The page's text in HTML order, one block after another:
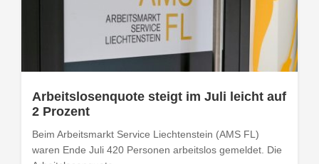
Arbeitslosenquote steigt im Juli leicht auf
2 Prozent
Beim Arbeitsmarkt Service Liechtenstein (AMS FL)
waren Ende Juli 420 Personen arbeitslos gemeldet. Die